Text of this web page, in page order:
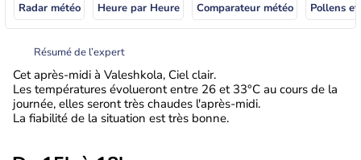
Radar météo Heure par Heure Comparateur météo Pollens
Résumé de l’expert
Cet après-midi à Valeshkola, Ciel clair.
Les températures évolueront entre 26 et 33°C au cours de la
journée, elles seront très chaudes l'après-midi.
La fiabilité de la situation est très bonne.